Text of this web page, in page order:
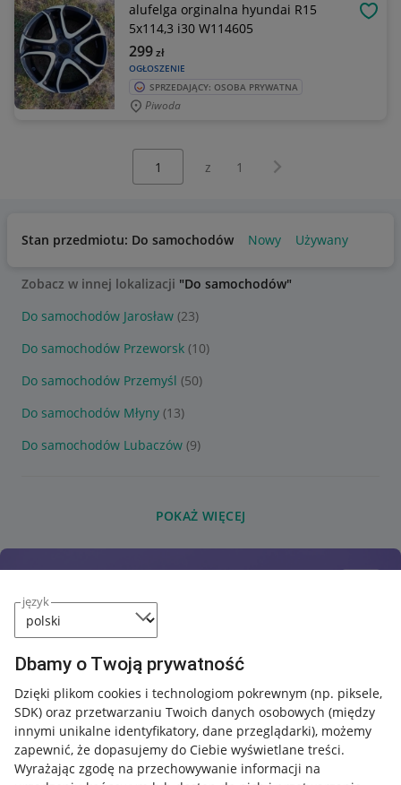
język
Dbamy o Twoją prywatność
Dzięki plikom cookies i technologiom pokrewnym (np. piksele,
SDK) oraz przetwarzaniu Twoich danych osobowych (między
innymi unikalne identyfikatory, dane przeglądarki), możemy
zapewnić, że dopasujemy do Ciebie wyświetlane treści.
Wyrażając zgodę na przechowywanie informacji na
alufelga orginalna hyundai R15
5x114,3 i30 W114605
OGŁOSZENIE
299zł
SPRZEDAJĄCY: OSOBA PRYWATNA
Piwoda
z 1 Następna strona
Stan przedmiotu: Do samochodów Nowy Używany
Zobacz w innej lokalizacji "Do samochodów"
Do samochodów Jarosław (23)
Do samochodów Przeworsk (10)
Do samochodów Przemyśl (50)
Do samochodów Młyny (13)
Do samochodów Lubaczów (9)
POKAŻ WIĘCEJ